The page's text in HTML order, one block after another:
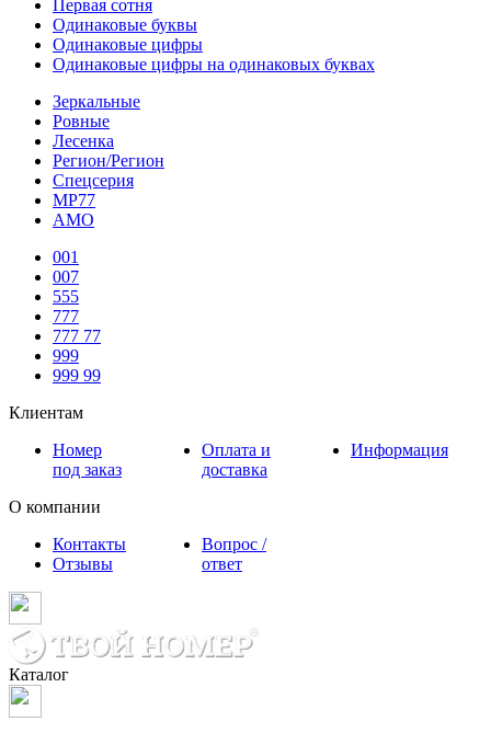
Первая сотня
Одинаковые буквы
Одинаковые цифры
Одинаковые цифры на одинаковых буквах
Зеркальные
Ровные
Лесенка
Регион/Регион
Спецсерия
МР77
АМО
001
007
555
777
777 77
999
999 99
Клиентам
Номер
под заказ
Оплата и
доставка
Информация
О компании
Контакты
Отзывы
Вопрос /
ответ
Каталог